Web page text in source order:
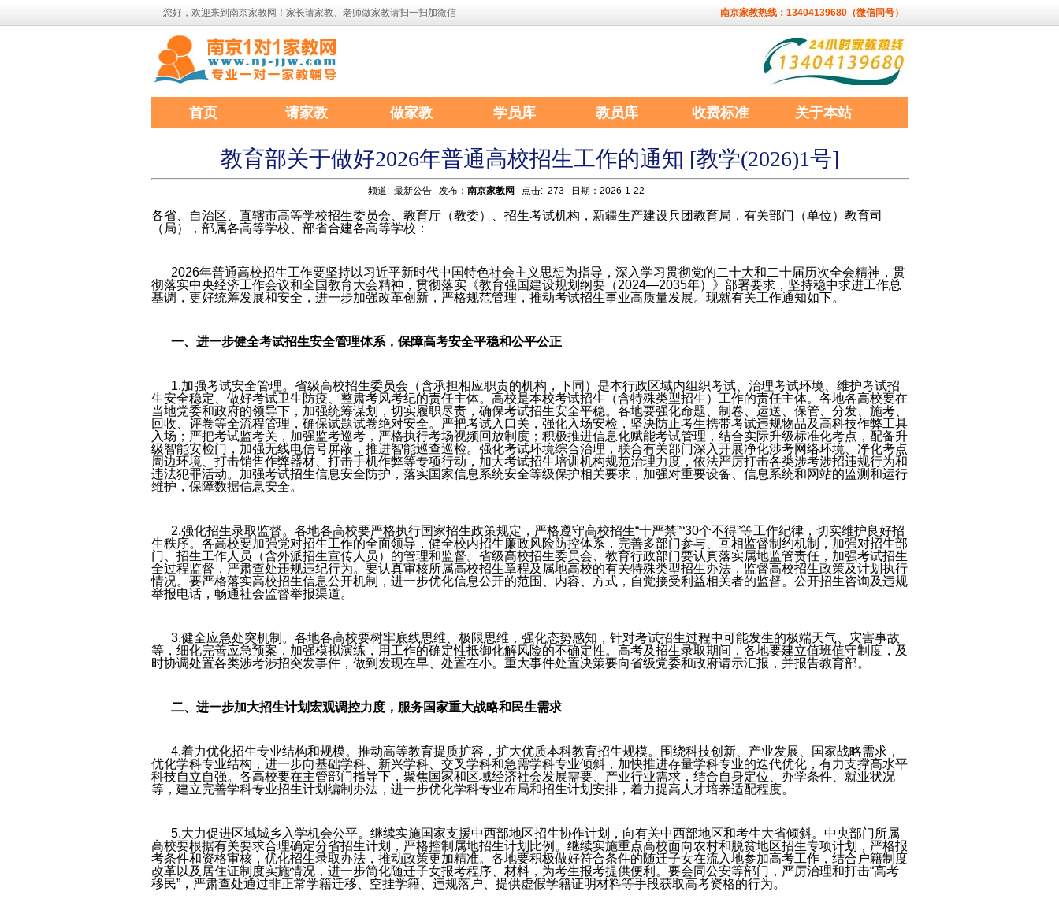
您好，欢迎来到南京家教网！家长请家教、老师做家教请扫一扫加微信 南京家教热线：13404139680（微信同号）
首页 请家教 做家教 学员库 教员库 收费标准 关于本站
教育部关于做好2026年普通高校招生工作的通知 [教学(2026)1号]
频道: 最新公告发布： 南京家教网 点击: 273 日期：2026-1-22
各省、自治区、直辖市高等学校招生委员会、教育厅（教委）、招生考试机构，新疆生产建设兵团教育局，有关部门（单位）教育司
（局），部属各高等学校、部省合建各高等学校：
2026年普通高校招生工作要坚持以习近平新时代中国特色社会主义思想为指导，深入学习贯彻党的二十大和二十届历次全会精神，贯
彻落实中央经济工作会议和全国教育大会精神，贯彻落实《教育强国建设规划纲要（2024—2035年）》部署要求，坚持稳中求进工作总
基调，更好统筹发展和安全，进一步加强改革创新，严格规范管理，推动考试招生事业高质量发展。现就有关工作通知如下。
一、进一步健全考试招生安全管理体系，保障高考安全平稳和公平公正
1.加强考试安全管理。省级高校招生委员会（含承担相应职责的机构，下同）是本行政区域内组织考试、治理考试环境、维护考试招
生安全稳定、做好考试卫生防疫、整肃考风考纪的责任主体。高校是本校考试招生（含特殊类型招生）工作的责任主体。各地各高校要在
当地党委和政府的领导下，加强统筹谋划，切实履职尽责，确保考试招生安全平稳。各地要强化命题、制卷、运送、保管、分发、施考、
回收、评卷等全流程管理，确保试题试卷绝对安全。严把考试入口关，强化入场安检，坚决防止考生携带考试违规物品及高科技作弊工具
入场；严把考试监考关，加强监考巡考，严格执行考场视频回放制度；积极推进信息化赋能考试管理，结合实际升级标准化考点，配备升
级智能安检门，加强无线电信号屏蔽，推进智能巡查巡检。强化考试环境综合治理，联合有关部门深入开展净化涉考网络环境、净化考点
周边环境、打击销售作弊器材、打击手机作弊等专项行动，加大考试招生培训机构规范治理力度，依法严厉打击各类涉考涉招违规行为和
违法犯罪活动。加强考试招生信息安全防护，落实国家信息系统安全等级保护相关要求，加强对重要设备、信息系统和网站的监测和运行
维护，保障数据信息安全。
2.强化招生录取监督。各地各高校要严格执行国家招生政策规定，严格遵守高校招生“十严禁”“30个不得”等工作纪律，切实维护良好招
生秩序。各高校要加强党对招生工作的全面领导，健全校内招生廉政风险防控体系，完善多部门参与、互相监督制约机制，加强对招生部
门、招生工作人员（含外派招生宣传人员）的管理和监督。省级高校招生委员会、教育行政部门要认真落实属地监管责任，加强考试招生
全过程监督，严肃查处违规违纪行为。要认真审核所属高校招生章程及属地高校的有关特殊类型招生办法，监督高校招生政策及计划执行
情况。要严格落实高校招生信息公开机制，进一步优化信息公开的范围、内容、方式，自觉接受利益相关者的监督。公开招生咨询及违规
举报电话，畅通社会监督举报渠道。
3.健全应急处突机制。各地各高校要树牢底线思维、极限思维，强化态势感知，针对考试招生过程中可能发生的极端天气、灾害事故
等，细化完善应急预案，加强模拟演练，用工作的确定性抵御化解风险的不确定性。高考及招生录取期间，各地要建立值班值守制度，及
时协调处置各类涉考涉招突发事件，做到发现在早、处置在小。重大事件处置决策要向省级党委和政府请示汇报，并报告教育部。
二、进一步加大招生计划宏观调控力度，服务国家重大战略和民生需求
4.着力优化招生专业结构和规模。推动高等教育提质扩容，扩大优质本科教育招生规模。围绕科技创新、产业发展、国家战略需求，
优化学科专业结构，进一步向基础学科、新兴学科、交叉学科和急需学科专业倾斜，加快推进存量学科专业的迭代优化，有力支撑高水平
科技自立自强。各高校要在主管部门指导下，聚焦国家和区域经济社会发展需要、产业行业需求，结合自身定位、办学条件、就业状况
等，建立完善学科专业招生计划编制办法，进一步优化学科专业布局和招生计划安排，着力提高人才培养适配程度。
5.大力促进区域城乡入学机会公平。继续实施国家支援中西部地区招生协作计划，向有关中西部地区和考生大省倾斜。中央部门所属
高校要根据有关要求合理确定分省招生计划，严格控制属地招生计划比例。继续实施重点高校面向农村和脱贫地区招生专项计划，严格报
考条件和资格审核，优化招生录取办法，推动政策更加精准。各地要积极做好符合条件的随迁子女在流入地参加高考工作，结合户籍制度
改革以及居住证制度实施情况，进一步简化随迁子女报考程序、材料，为考生报考提供便利。要会同公安等部门，严厉治理和打击“高考
移民”，严肃查处通过非正常学籍迁移、空挂学籍、违规落户、提供虚假学籍证明材料等手段获取高考资格的行为。